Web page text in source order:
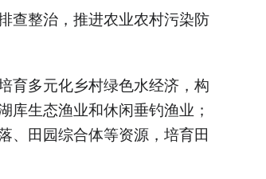
查整治，推进农业农村污染防
育多元化乡村绿色水经济，构
库生态渔业和休闲垂钓渔业；
、田园综合体等资源，培育田